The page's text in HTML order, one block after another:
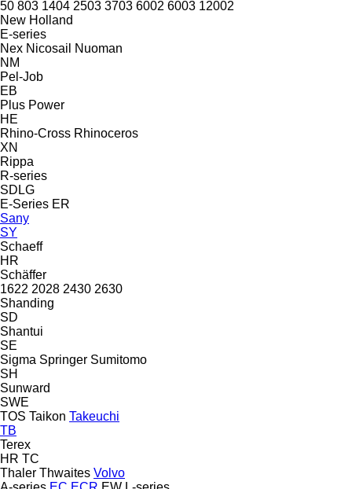
50 803 1404 2503 3703 6002 6003 12002
New Holland
E-series
Nex Nicosail
Nuoman
NM
Pel-Job
EB
Plus Power
HE
Rhino-Cross Rhinoceros
XN
Rippa
R-series
SDLG
E-Series ER
Sany
SY
Schaeff
HR
Schäffer
1622 2028 2430 2630
Shanding
SD
Shantui
SE
Sigma Springer Sumitomo
SH
Sunward
SWE
TOS Taikon Takeuchi
TB
Terex
HR TC
Thaler Thwaites Volvo